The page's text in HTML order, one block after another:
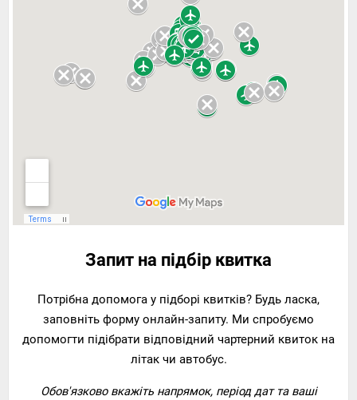
Запит на підбір квитка
Потрібна допомога у підборі квитків? Будь ласка,
заповніть форму онлайн-запиту. Ми спробуємо
допомогти підібрати відповідний чартерний квиток на
літак чи автобус.
Обов'язково вкажіть напрямок, період дат та ваші